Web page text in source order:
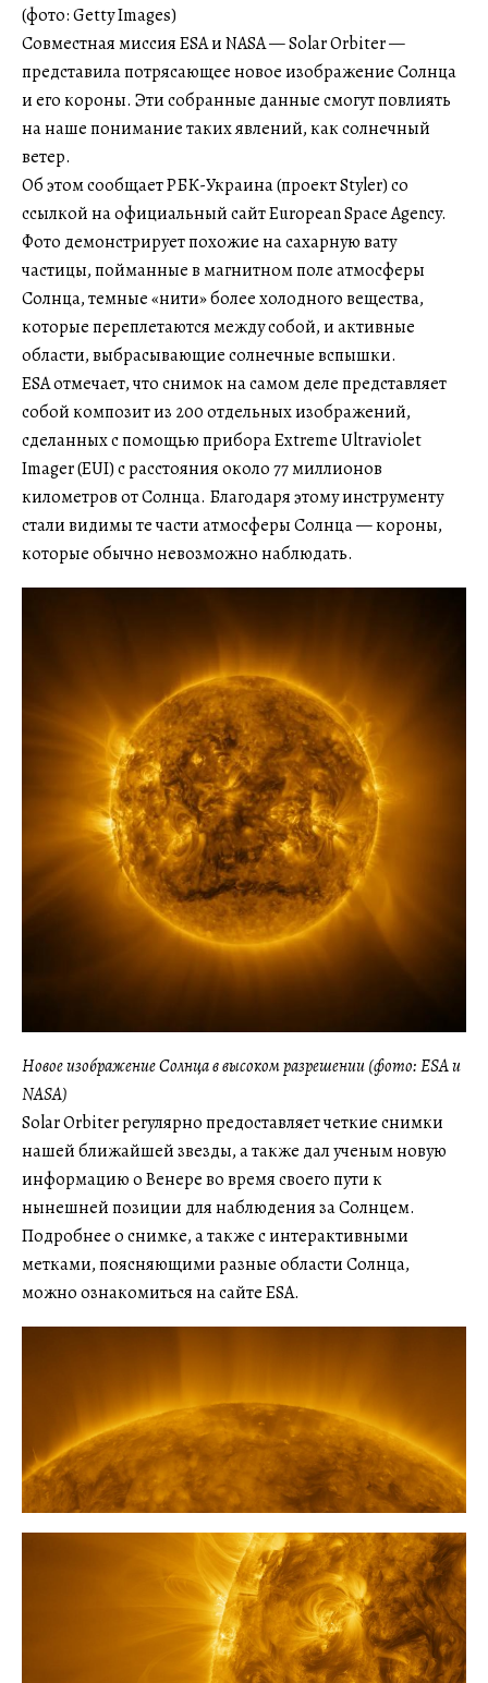
(фото: Getty Images)
Совместная миссия ESA и NASA — Solar Orbiter —
представила потрясающее новое изображение Солнца
и его короны. Эти собранные данные смогут повлиять
на наше понимание таких явлений, как солнечный
ветер.
Об этом сообщает РБК-Украина (проект Styler) со
ссылкой на официальный сайт European Space Agency.
Фото демонстрирует похожие на сахарную вату
частицы, пойманные в магнитном поле атмосферы
Солнца, темные «нити» более холодного вещества,
которые переплетаются между собой, и активные
области, выбрасывающие солнечные вспышки.
ESA отмечает, что снимок на самом деле представляет
собой композит из 200 отдельных изображений,
сделанных с помощью прибора Extreme Ultraviolet
Imager (EUI) с расстояния около 77 миллионов
километров от Солнца. Благодаря этому инструменту
стали видимы те части атмосферы Солнца — короны,
которые обычно невозможно наблюдать.
Новое изображение Солнца в высоком разрешении (фото: ESA и
NASA)
Solar Orbiter регулярно предоставляет четкие снимки
нашей ближайшей звезды, а также дал ученым новую
информацию о Венере во время своего пути к
нынешней позиции для наблюдения за Солнцем.
Подробнее о снимке, а также с интерактивными
метками, поясняющими разные области Солнца,
можно ознакомиться на сайте ESA.